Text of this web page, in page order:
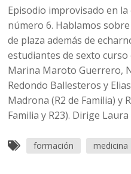
Episodio improvisado en
número 6. Hablamos
de plaza además de
estudiantes de sexto curso
Marina Maroto Guerrero,
Redondo Ballesteros y
Madrona (R2 de Familia) y
Familia y R23). Dirige
formación medicina